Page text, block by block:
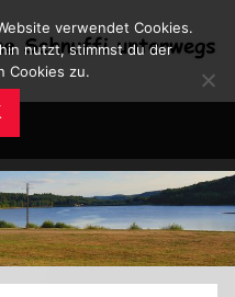
verwendet Cookies.
nutzt, stimmst du der
Cookies zu.